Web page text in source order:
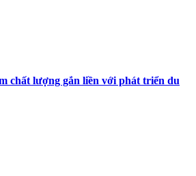
chất lượng gắn liền với phát triển du